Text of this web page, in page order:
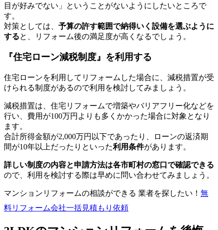
目が好みでない」ということがないようにしたいところで
す。
対策としては、 予算の許す範囲で納得いく設備を選ぶように
すると、リフォーム後の満足度が高くなるでしょう。
『住宅ローン減税制度』を利用する
住宅ローンを利用してリフォームした場合に、減税措置が受
けられる制度があるので利用を検討してみましょう。
減税措置は、住宅リフォームで増築やバリアフリー化などを
行い、費用が100万円よりも多くかかった場合に対象となり
ます。
合計所得金額が2,000万円以下であったり、ローンの返済期
間が10年以上だったりといった利用条件があります。
詳しい制度の内容と申請方法は各市町村の窓口で確認できる
ので、利用を検討する際は早めに問い合わせてみましょう。
マンションリフォームの相談ができる 業者を探したい！ 無
料リフォーム会社一括見積もり依頼